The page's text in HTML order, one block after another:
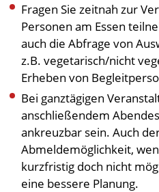
Fragen Sie zeitnah zur
Personen am Essen
auch die Abfrage von
z.B. vegetarisch/nicht
Erheben von
Bei ganztägigen
anschließendem
ankreuzbar sein. Auch
Abmeldemöglichkeit,
kurzfristig doch nicht
eine bessere Planung.